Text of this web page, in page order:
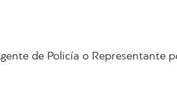
de Policía o Representante